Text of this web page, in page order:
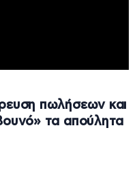
πωλήσεων και
τα απούλητα